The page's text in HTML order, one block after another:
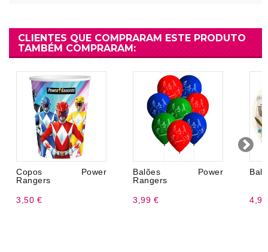
CLIENTES QUE COMPRARAM ESTE PRODUTO
TAMBÉM COMPRARAM:
Copos Power
Rangers
3,50 €
Balões Power
Rangers
3,99 €